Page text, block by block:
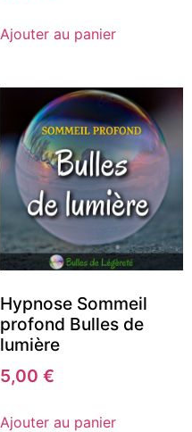
Ajouter au panier
Hypnose Sommeil
profond Bulles de
lumière
5,00 €
Ajouter au panier